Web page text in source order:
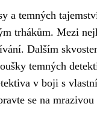
a temných
trhákům. Mezi
Dalším
temných
v boji s
se na